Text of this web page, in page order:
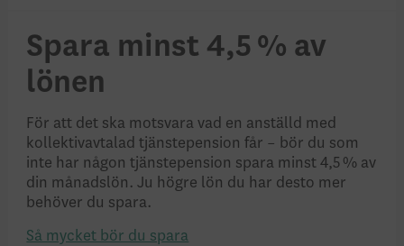
Spara minst 4,5 % av
lönen
För att det ska motsvara vad en anställd med
kollektivavtalad tjänstepension får – bör du som
inte har någon tjänstepension spara minst 4,5 % av
din månadslön. Ju högre lön du har desto mer
behöver du spara.
Så mycket bör du spara